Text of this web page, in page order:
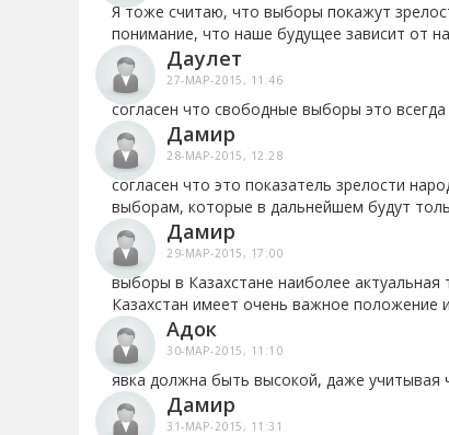
Я тоже считаю, что выборы покажут
понимание, что наше будущее зависит от
Даулет
27-МАР-2015, 11:46
согласен что свободные выборы это
Дамир
28-МАР-2015, 12:28
согласен что это показатель зрелости
выборам, которые в дальнейшем будут
Дамир
29-МАР-2015, 17:00
выборы в Казахстане наиболее
Казахстан имеет очень важное положение
Адок
30-МАР-2015, 11:10
явка должна быть высокой, даже учитывая
Дамир
31-МАР-2015, 11:31